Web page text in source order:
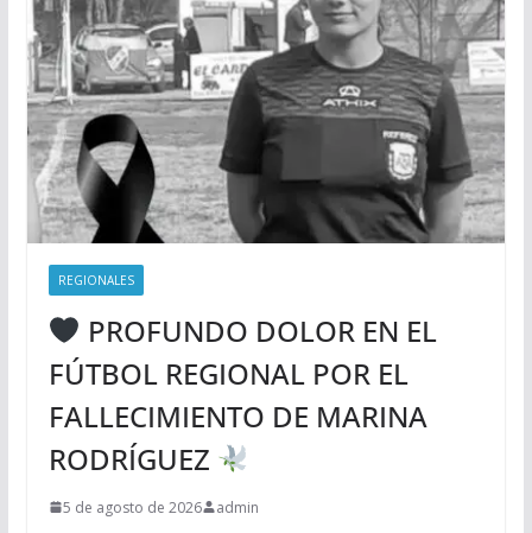
REGIONALES
PROFUNDO DOLOR EN EL
FÚTBOL REGIONAL POR EL
FALLECIMIENTO DE MARINA
RODRÍGUEZ
5 de agosto de 2026 admin